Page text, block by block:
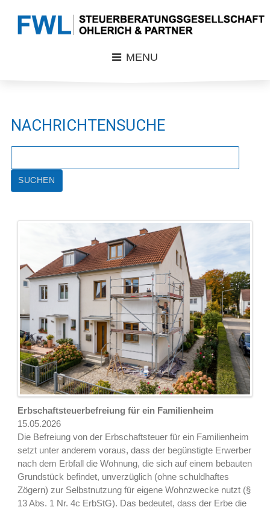
MENU
NACHRICHTENSUCHE
Erbschaftsteuerbefreiung für ein Familienheim
15.05.2026
Die Befreiung von der Erbschaftsteuer für ein Familienheim
setzt unter anderem voraus, dass der begünstigte Erwerber
nach dem Erbfall die Wohnung, die sich auf einem bebauten
Grundstück befindet, unverzüglich (ohne schuldhaftes
Zögern) zur Selbstnutzung für eigene Wohnzwecke nutzt (§
13 Abs. 1 Nr. 4c ErbStG). Das bedeutet, dass der Erbe die